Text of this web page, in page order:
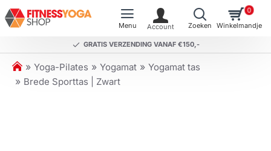
GRATIS VERZENDING VANAF €150,-
0
h
o
Yoga-Pilates Yogamat
Yogamat tas
Brede Sporttas | Zwart